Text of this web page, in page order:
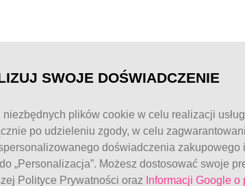
© FitWomen 2026
SWOJE DOŚWIADCZENIE
niezbędnych plików cookie w celu realizacji
po udzieleniu zgody, w celu
doświadczenia
„Personalizacja”. Możesz dostosować swoje
Polityce Prywatności oraz Informacji Google